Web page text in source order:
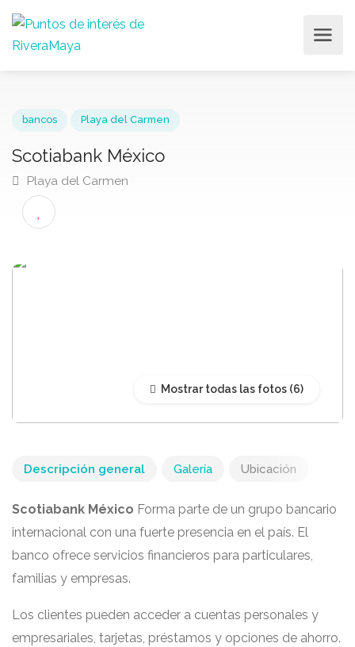
Scotiabank México
Playa del Carmen
Mostrar todas las fotos
Descripción general Galería Ubicación
Scotiabank México Forma parte de un grupo bancario
internacional con una fuerte presencia en el país. El
banco ofrece servicios financieros para particulares,
familias y empresas.
Los clientes pueden acceder a cuentas personales y
empresariales, tarjetas, préstamos y opciones de ahorro.